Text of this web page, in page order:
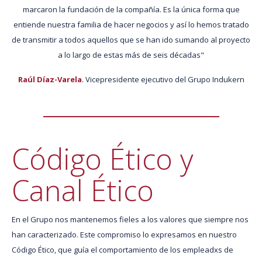
marcaron la fundación de la compañía. Es la única forma que
entiende nuestra familia de hacer negocios y así lo hemos tratado
de transmitir a todos aquellos que se han ido sumando al proyecto
a lo largo de estas más de seis décadas"
Raúl Díaz-Varela. Vicepresidente ejecutivo del Grupo Indukern
Código Ético y
Canal Ético
En el Grupo nos mantenemos fieles a los valores que siempre nos
han caracterizado. Este compromiso lo expresamos en nuestro
Código Ético, que guía el comportamiento de los empleadxs de